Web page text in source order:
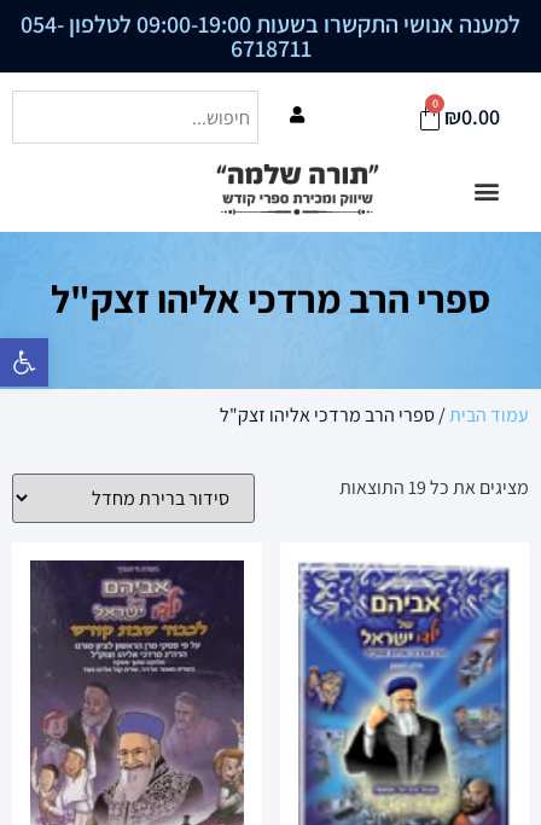
פתח סרגל
למענה אנושי התקשרו בשעות 09:00-19:00 לטלפון 054-
6718711
₪0.00
0
ספרי הרב מרדכי אליהו זצק"ל
עמוד הבית/ ספרי הרב מרדכי אליהו זצק"ל
מציגים את כל ⁦19⁩ התוצאות